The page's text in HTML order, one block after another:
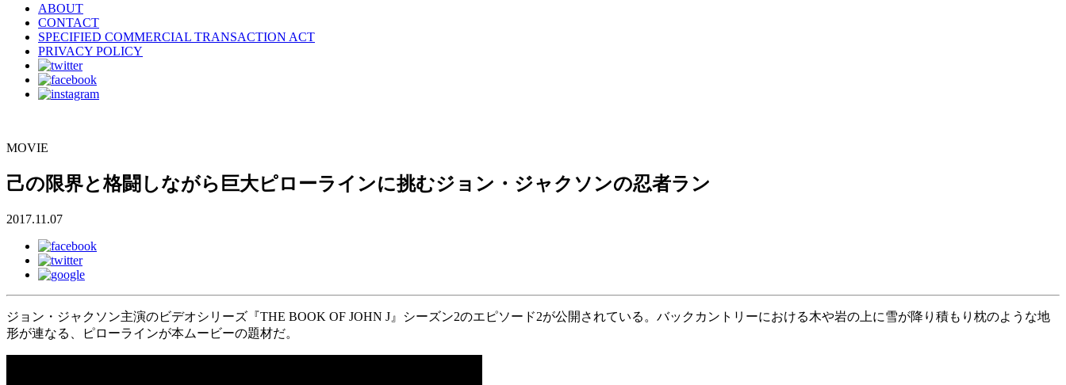
ABOUT
CONTACT
SPECIFIED COMMERCIAL TRANSACTION ACT
PRIVACY POLICY
MOVIE
己の限界と格闘しながら巨大ピローラインに挑むジョン・ジャクソンの忍者ラン
2017.11.07
ジョン・ジャクソン主演のビデオシリーズ『THE BOOK OF JOHN J』シーズン2のエピソード2が公開されている。バックカントリーにおける木や岩の上に雪が降り積もり枕のような地
形が連なる、ピローラインが本ムービーの題材だ。